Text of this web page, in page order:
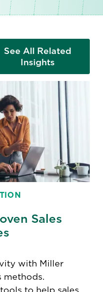
See All Related
Insights
Sales
with Miller
methods.
to help sales